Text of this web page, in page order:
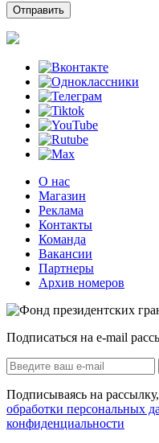
О нас
Магазин
Реклама
Контакты
Команда
Вакансии
Партнеры
Архив номеров
Подписаться на e-mail
Подписываясь на
обработки персональных
конфиденциальности